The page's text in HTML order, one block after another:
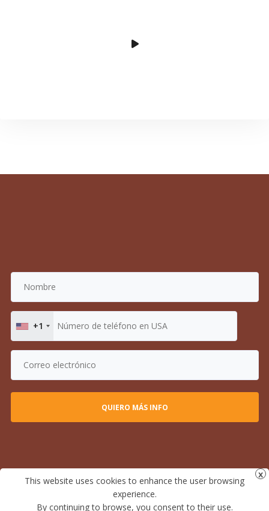
+1
This website uses cookies to enhance the user browsing
experience.
By continuing to browse, you consent to their use.